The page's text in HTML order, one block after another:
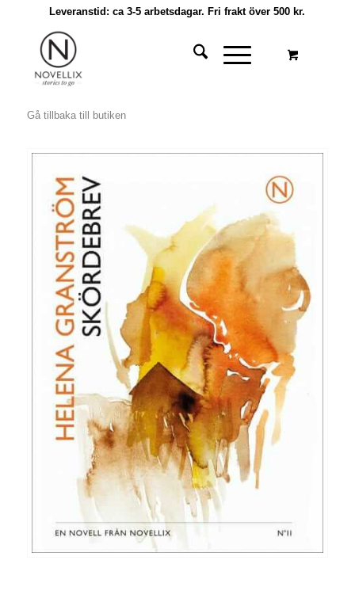
Leveranstid: ca 3-5 arbetsdagar. Fri frakt över 500 kr.
Gå tillbaka till butiken